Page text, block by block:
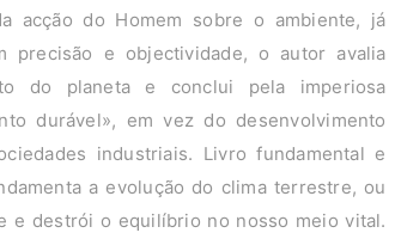
acção do Homem sobre o ambiente, já
precisão e objectividade, o autor avalia
do planeta e conclui pela imperiosa
durável», em vez do desenvolvimento
industriais. Livro fundamental e
a evolução do clima terrestre, ou
e destrói o equilíbrio no nosso meio vital.